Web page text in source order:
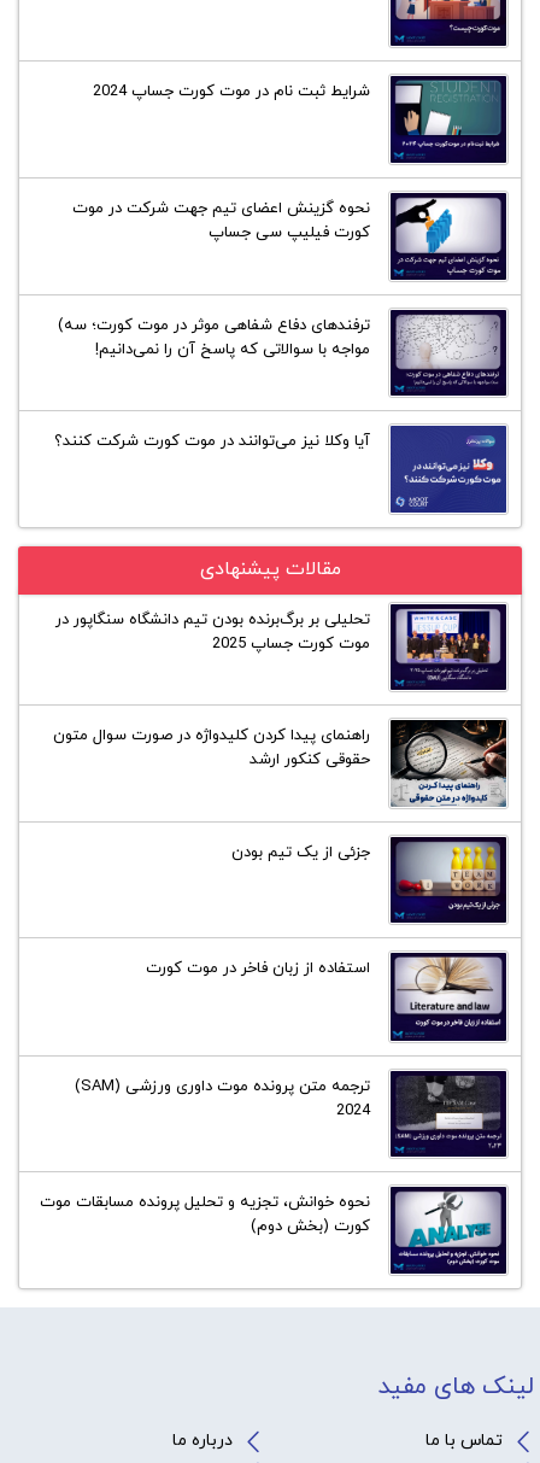
شرایط ثبت نام در موت کورت جساپ 2024
نحوه گزینش اعضای تیم جهت شرکت در موت
کورت فیلیپ سی جساپ
ترفند‌های دفاع شفاهی موثر در موت کورت؛ سه)
مواجه با سوالاتی که پاسخ آن را نمی‌دانیم!
آیا وکلا نیز می‌توانند در موت کورت شرکت کنند؟
مقالات پیشنهادی
تحلیلی بر برگ‌برنده بودن تیم دانشگاه سنگاپور در
موت کورت جساپ 2025
راهنمای پیدا کردن کلیدواژه در صورت سوال متون
حقوقی کنکور ارشد
جزئی از یک تیم بودن
استفاده از زبان فاخر در موت کورت
ترجمه متن پرونده موت داوری ورزشی (SAM)
2024
نحوه خوانش، تجزیه و تحلیل پرونده مسابقات موت
کورت (بخش دوم)
لینک های مفید
تماس با ما
درباره ما